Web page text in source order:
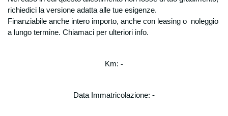
della autorità giudiziaria per eventuali
controlli. Privacy Ai sensi dell’art. 13 del
D.Lgs. 196/2003 Degidio Auto srl in qualità di
Titolare del trattamento dei dati, è tenuta a
clienti e/o consumatori, ai soggetti cui
personali. Raccolta dati personali funzionale
richiedici la versione adatta alle tue esigenze.
Finanziabile anche intero importo, anche con leasing o noleggio
a lungo termine. Chiamaci per ulteriori info.
Km: -
Data Immatricolazione: -